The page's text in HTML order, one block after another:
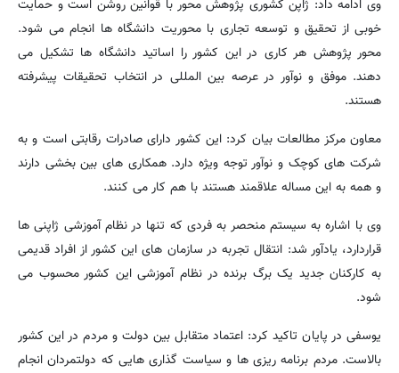
وی ادامه داد: ژاپن کشوری پژوهش محور با قوانین روشن است و حمایت
خوبی از تحقیق و توسعه تجاری با محوریت دانشگاه ها انجام می شود.
محور پژوهش هر کاری در این کشور را اساتید دانشگاه ها تشکیل می
دهند. موفق و نوآور در عرصه بین المللی در انتخاب تحقیقات پیشرفته
هستند.
معاون مرکز مطالعات بیان کرد: این کشور دارای صادرات رقابتی است و به
شرکت های کوچک و نوآور توجه ویژه دارد. همکاری های بین بخشی دارند
و همه به این مساله علاقمند هستند با هم کار می کنند.
وی با اشاره به سیستم منحصر به فردی که تنها در نظام آموزشی ژاپنی ها
قراردارد، یادآور شد: انتقال تجربه در سازمان های این کشور از افراد قدیمی
به کارکنان جدید یک برگ برنده در نظام آموزشی این کشور محسوب می
شود.
یوسفی در پایان تاکید کرد: اعتماد متقابل بین دولت و مردم در این کشور
بالاست. مردم برنامه ریزی ها و سیاست گذاری هایی که دولتمردان انجام